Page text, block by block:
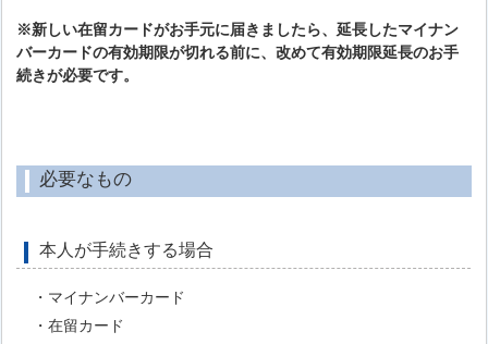
※新しい在留カードがお手元に届きましたら、延長したマイナン
バーカードの有効期限が切れる前に、改めて有効期限延長のお手
続きが必要です。
必要なもの
本人が手続きする場合
・マイナンバーカード
・在留カード